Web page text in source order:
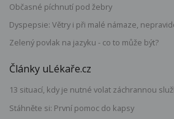
Občasné píchnutí pod žebry
Dyspepsie: Větry i při malé námaze,
Zelený povlak na jazyku - co to může být?
Články uLékaře.cz
13 situací, kdy je nutné volat záchrannou
Stáhněte si: První pomoc do kapsy